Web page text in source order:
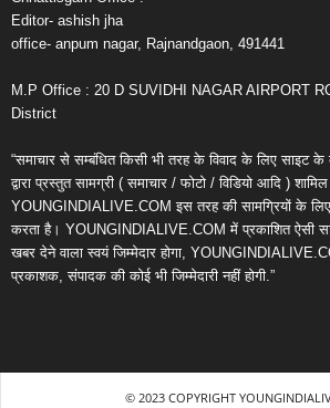
Editor- ashish jha
office- anpum nagar, Rajnandgaon, 491441
M.P Office : 20 D SUVIDHI NAGAR AIRPORT
District
“समाचार से सम्बंधित किसी भी तरह के विवाद के लिए साइट
द्वारा प्रस्तुत सामग्री ( समाचार / फोटो / विडियो आदि ) शामिल
YOUNGINDIALIVE.COM इस तरह की सामग्रियों के लिए
करता है। YOUNGINDIALIVE.COM में प्रकाशित ऐसी
खबर देने वाला स्वयं जिम्मेदार होगा,
प्रकाशक, संपादक की कोई भी जिम्मेदारी नहीं होगी.”
© 2023 COPYRIGHT